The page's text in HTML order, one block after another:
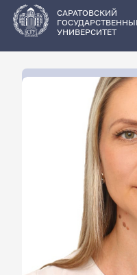
основному
содержанию
САРАТОВСКИЙ
УНИВЕРСИТЕТ